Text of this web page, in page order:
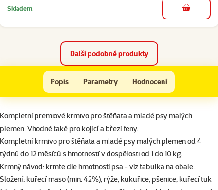
Skladem do košíku
Další podobné produkty
BRIT Premium Junior S 3kg
Popis Parametry Hodnocení
Na začátek stránky
superzoo.product.detail.content
Kompletní premiové krmivo pro štěňata a mladé psy malých
plemen. Vhodné také pro kojící a březí feny.
Kompletní krmivo pro štěňata a mladé psy malých plemen od 4
týdnů do 12 měsíců s hmotností v dospělosti od 1 do 10 kg.
Krmný návod: krmte dle hmotnosti psa - viz tabulka na obale.
Složení: kuřecí maso (min. 42%), rýže, kukuřice, pšenice, kuřecí tuk